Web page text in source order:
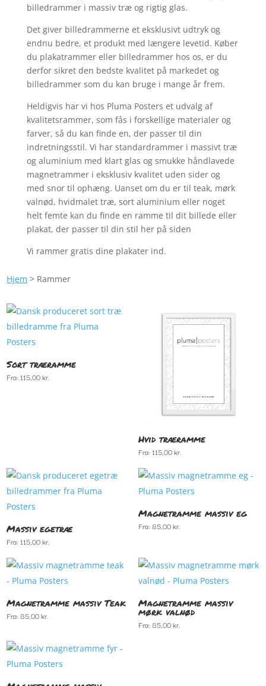
billedrammer i massiv træ og rigtig glas.
Det giver billedrammerne et eksklusivt udtryk og
endnu bedre, et produkt med længere levetid. Køber
du plakatrammer eller billedrammer hos os, er du
derfor sikret den bedste kvalitet på markedet og
billedrammer som du kan bruge i mange år frem.
Heldigvis har vi hos Pluma Posters et udvalg af
kvalitetsrammer, som fås i forskellige materialer og
farver, så du kan finde en, der passer til din
indretningsstil. Vi har standardrammer i massivt træ
og aluminium med klart glas og smukke håndlavede
magnetrammer i eksklusiv kvalitet uden sider og
med snor til ophæng. Uanset om du er til teak, mørk
valnød, hvidmalet træ, sort aluminium eller noget
helt femte kan du finde en ramme til dit billede eller
plakat, der passer til din stil her på siden
Vi rammer gratis dine plakater ind.
Hjem > Rammer
Sort træramme
Fra:115,00kr.
Hvid træramme
Fra: 115,00kr.
Massiv egetræ
Fra:115,00kr.
Magnetramme massiv eg
Fra: 85,00kr.
Magnetramme massiv Teak
Fra:85,00kr.
Magnetramme massiv
mørk valnød
Fra: 85,00kr.